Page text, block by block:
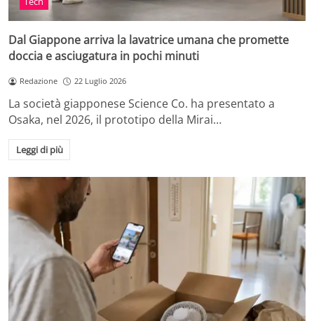
Dal Giappone arriva la lavatrice umana che promette
doccia e asciugatura in pochi minuti
Redazione 22 Luglio 2026
La società giapponese Science Co. ha presentato a
Osaka, nel 2026, il prototipo della Mirai…
Leggi di più